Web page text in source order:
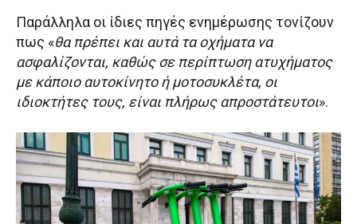
Παράλληλα οι ίδιες πηγές ενημέρωσης τονίζουν
πως «θα πρέπει και αυτά τα οχήματα να
ασφαλίζονται, καθώς σε περίπτωση ατυχήματος
με κάποιο αυτοκίνητο ή μοτοσυκλέτα, οι
ιδιοκτήτες τους, είναι πλήρως απροστάτευτοι».